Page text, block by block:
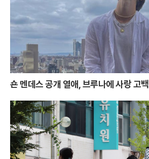
숀 멘데스 공개 열애, 브루나에 사랑 고백